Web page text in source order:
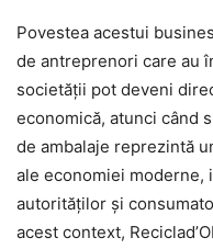
Povestea acestui
de antreprenori care au
societății pot deveni
economică, atunci când
de ambalaje reprezintă
ale economiei moderne,
autorităților și
acest context,